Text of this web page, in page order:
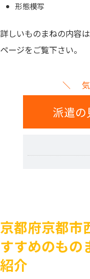
形態模写
詳しいものまねの内容
ページをご覧下さい。
派遣
京都府京都市
すすめのもの
紹介